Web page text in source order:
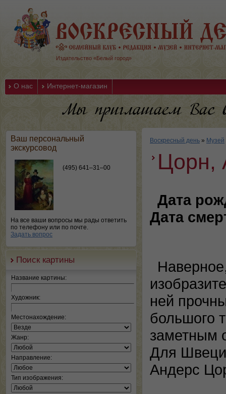
Издательство «Белый город»
О нас Интернет-магазин
Ваш персональный
экскурсовод
(495) 641–31–00
На все ваши вопросы мы рады ответить
по телефону или по почте.
Задать вопрос
Поиск картины
Название картины:
Художник:
Местонахождение:
Жанр:
Направление:
Тип изображения:
Воскресный день » Музей
Цорн,
Дата
Дата
ней
большого
заметным
Для
Андерс